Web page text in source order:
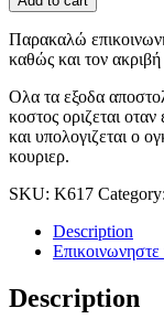
Παρακαλώ
καθώς και τον
Ολα τα εξοδα
κοστος οριζεται οταν
και υπολογιζεται ο
κουριερ.
SKU: Κ617 Category:
Description
Επικοινωνηστε
Description